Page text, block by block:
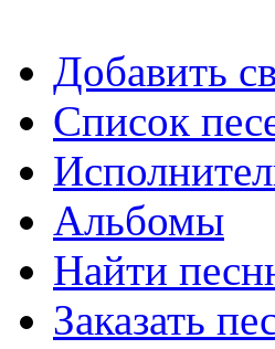
Добавить
Список
Альбомы
Найти
Заказать